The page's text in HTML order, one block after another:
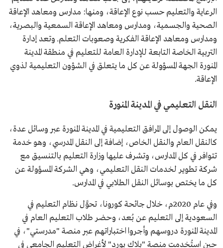
الرعاية والتعليم حسب نوع الإعاقة، ومنها: مدارس ومعاهد الإعاقة
الصحية والجسمية، ومدارس ومعاهد الإعاقة السمعية والبصرية،
ومدارس ومعاهد الإعاقة الفكرية وصعوبات التعلم. وتعد إدارة
التربية الخاصة التابعة للإدارة العامة للتعليم في منطقة المدينة
المنورة الجهة المسؤولة عن كل ما يتعلق في الشؤون التعليمية لذوي
الإعاقة.
النقل التعليمي في المدينة المنورة
يمكن الوصول إلى المرافق التعليمية في المدينة المنورة عبر وسائل عدة،
كالنقل العام والنقل الخاص، إضافة إلى النقل المدرسي، وهو خدمة
تتوافر في كل المدارس، وتشرف عليها وزارة التعليم بالتنسيق مع
شركة تطوير لخدمات النقل التعليمي، وهي الشركة المسؤولة عن
كل ما يختص بوسائل النقل الطلابي في المدارس.
وفي عام 2020م، خلال جائحة كورونا، تحوَّل نظام التعليم في
السعودية إلى التعليم عن بُعد، وحضر طلاب التعليم العام في
المدينة المنورة دروسهم وأجروا اختباراتهم عبر منصة "مدرستي"، في
حين استُخدمت منصة "بلاك بورد" لأغراض التعليم الجامعي في